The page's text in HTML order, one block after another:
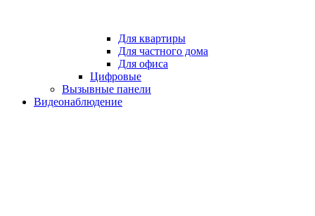
Для квартиры
Для частного дома
Для офиса
Цифровые
Вызывные панели
Видеонаблюдение